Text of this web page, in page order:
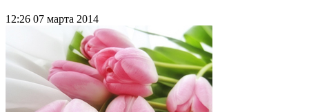
12:26 07 марта 2014